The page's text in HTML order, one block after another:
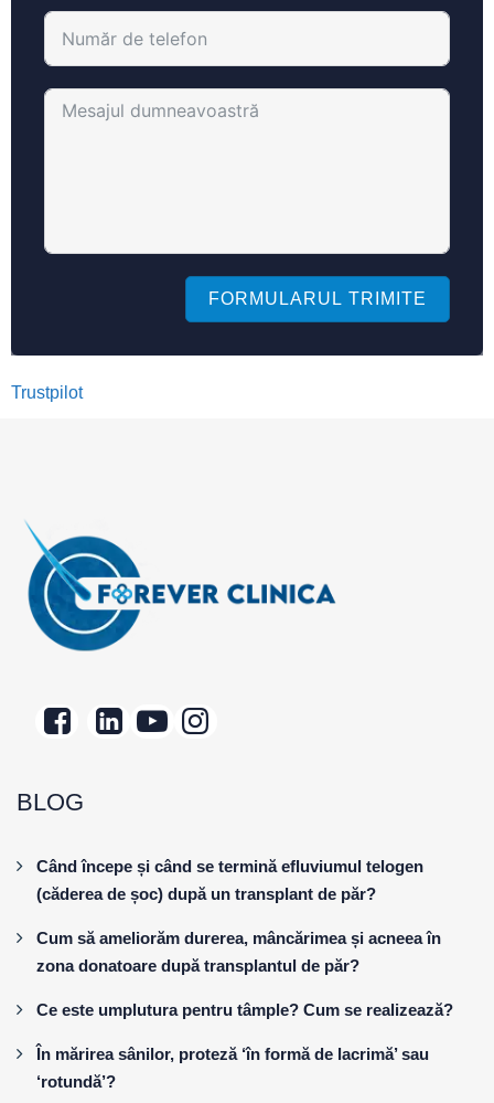
FORMULARUL TRIMITE
Trustpilot
BLOG
Când începe și când se termină efluviumul telogen
(căderea de șoc) după un transplant de păr?
Cum să ameliorăm durerea, mâncărimea și acneea în
zona donatoare după transplantul de păr?
Ce este umplutura pentru tâmple? Cum se realizează?
În mărirea sânilor, proteză ‘în formă de lacrimă’ sau
‘rotundă’?